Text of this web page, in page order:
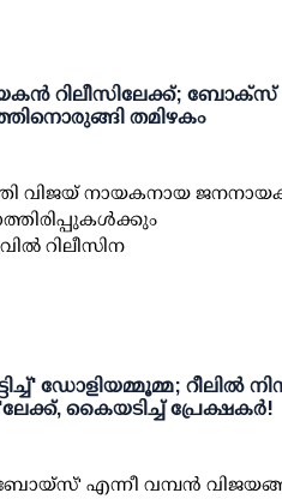
റിലീസിലേക്ക്; ബോക്‌സ്
തമിഴകം
വിജയ് നായകനായ
റിലീസിന
ഡോളിയമ്മൂമ്മ; റീലിൽ
കൈയടിച്ച് പ്രേക്ഷകർ!
എന്നീ വമ്പൻ